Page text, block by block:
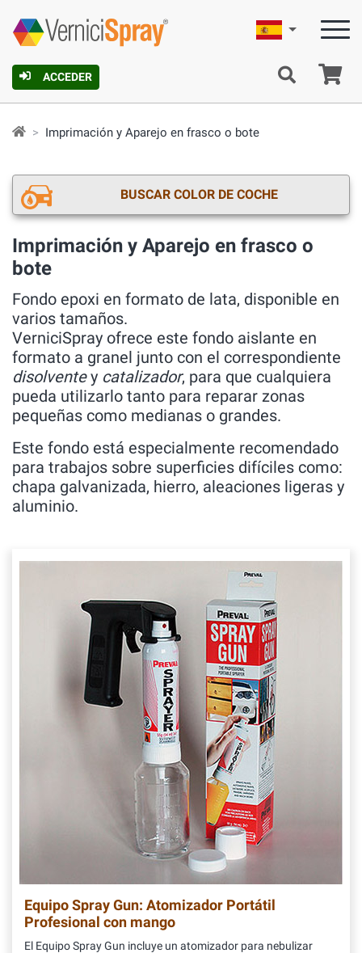
ACCEDER
Español
Imprimación y Aparejo en frasco o bote
BUSCAR COLOR DE COCHE
Imprimación y Aparejo en frasco o
bote
Fondo epoxi en formato de lata, disponible en
varios tamaños.
VerniciSpray ofrece este fondo aislante en
formato a granel junto con el correspondiente
disolventey catalizador, para que cualquiera
pueda utilizarlo tanto para reparar zonas
pequeñas como medianas o grandes.
Este fondo está especialmente recomendado
para trabajos sobre superficies difíciles como:
chapa galvanizada, hierro, aleaciones ligeras y
aluminio.
Equipo Spray Gun: Atomizador Portátil
Profesional con mango
El Equipo Spray Gun incluye un atomizador para nebulizar